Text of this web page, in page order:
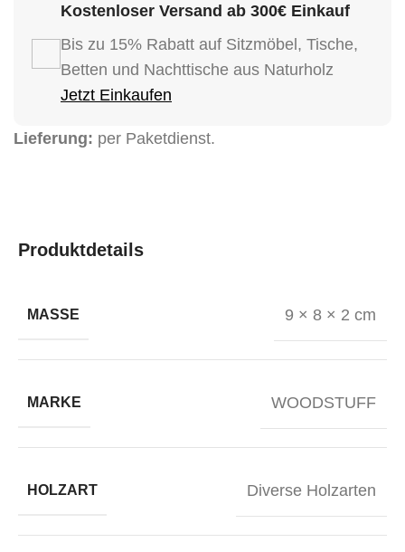
Kostenloser Versand ab 300€ Einkauf
Bis zu 15% Rabatt auf Sitzmöbel, Tische,
Betten und Nachttische aus Naturholz
Jetzt Einkaufen
Lieferung: per Paketdienst.
Produktdetails
MASSE 9 × 8 × 2 cm
MARKE WOODSTUFF
HOLZART Diverse Holzarten